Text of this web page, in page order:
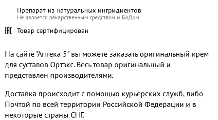
Препарат из натуральных ингридиентов
Не является лекарственным средством и БАДом
Товар сертифицирован
На сайте "Аптека 5" вы можете заказать оригинальный крем
для суставов Ортэкс. Весь товар оригинальный и
представлен производителями.
Доставка происходит с помощью курьерских служб, либо
Почтой по всей территории Российской Федерации и в
некоторые страны СНГ.